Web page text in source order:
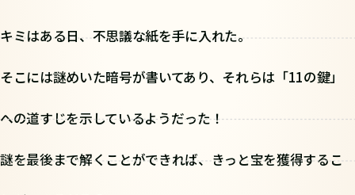
キミはある日、不思議な紙を手に入れた。
そこには謎めいた暗号が書いてあり、それらは「11の鍵」
への道すじを示しているようだった！
謎を最後まで解くことができれば、きっと宝を獲得するこ